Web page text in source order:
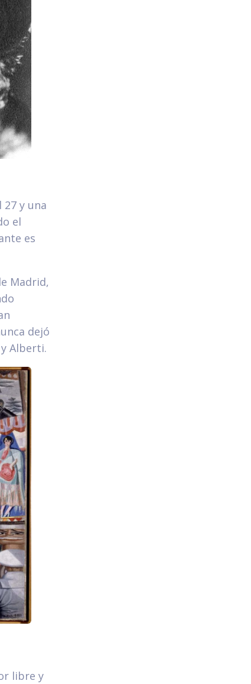
y una
el
es
Madrid,
dejó
Alberti.
libre y